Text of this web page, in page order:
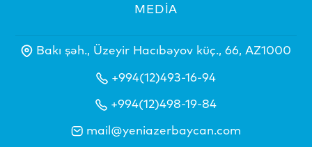
MEDİA
Bakı şəh., Üzeyir Hacıbəyov küç., 66, AZ1000
+994(12)493-16-94
+994(12)498-19-84
mail@yeniazerbaycan.com